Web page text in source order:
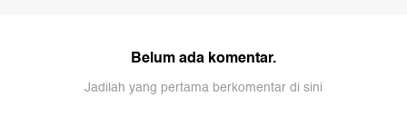
Belum ada komentar.
Jadilah yang pertama berkomentar di sini